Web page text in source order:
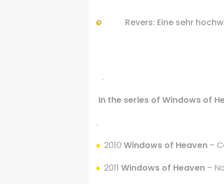
Revers: Eine sehr
.
In the series of Windows of
.
2010 Windows of Heaven –
2011 Windows of Heaven –